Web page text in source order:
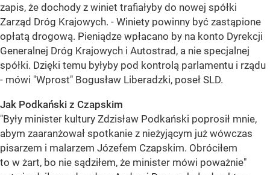
zapis, że dochody z winiet trafiałyby do nowej spółki
Zarząd Dróg Krajowych. - Winiety powinny być zastąpione
opłatą drogową. Pieniądze wpłacano by na konto Dyrekcji
Generalnej Dróg Krajowych i Autostrad, a nie specjalnej
spółki. Dzięki temu byłyby pod kontrolą parlamentu i rządu
- mówi "Wprost" Bogusław Liberadzki, poseł SLD.
Jak Podkański z Czapskim
"Były minister kultury Zdzisław Podkański poprosił mnie,
abym zaaranżował spotkanie z nieżyjącym już wówczas
pisarzem i malarzem Józefem Czapskim. Obróciłem
to w żart, bo nie sądziłem, że minister mówi poważnie"